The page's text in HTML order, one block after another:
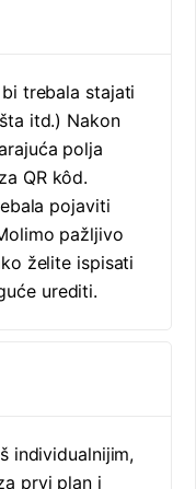
trebala stajati
itd.) Nakon
polja
QR kôd.
pojaviti
pažljivo
želite ispisati
urediti.
individualnijim,
prvi plan i